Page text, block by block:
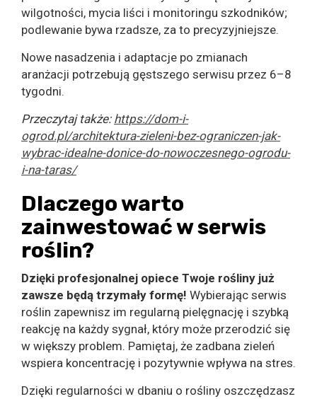
wilgotności, mycia liści i monitoringu szkodników;
podlewanie bywa rzadsze, za to precyzyjniejsze.
Nowe nasadzenia i adaptacje po zmianach
aranżacji potrzebują gęstszego serwisu przez 6–8
tygodni.
Przeczytaj także: https://dom-i-
ogrod.pl/architektura-zieleni-bez-ograniczen-jak-
wybrac-idealne-donice-do-nowoczesnego-ogrodu-
i-na-taras/
Dlaczego warto
zainwestować w serwis
roślin?
Dzięki profesjonalnej opiece Twoje rośliny już
zawsze będą trzymały formę! Wybierając serwis
roślin zapewnisz im regularną pielęgnację i szybką
reakcję na każdy sygnał, który może przerodzić się
w większy problem. Pamiętaj, że zadbana zieleń
wspiera koncentrację i pozytywnie wpływa na stres.
Dzięki regularności w dbaniu o rośliny oszczędzasz